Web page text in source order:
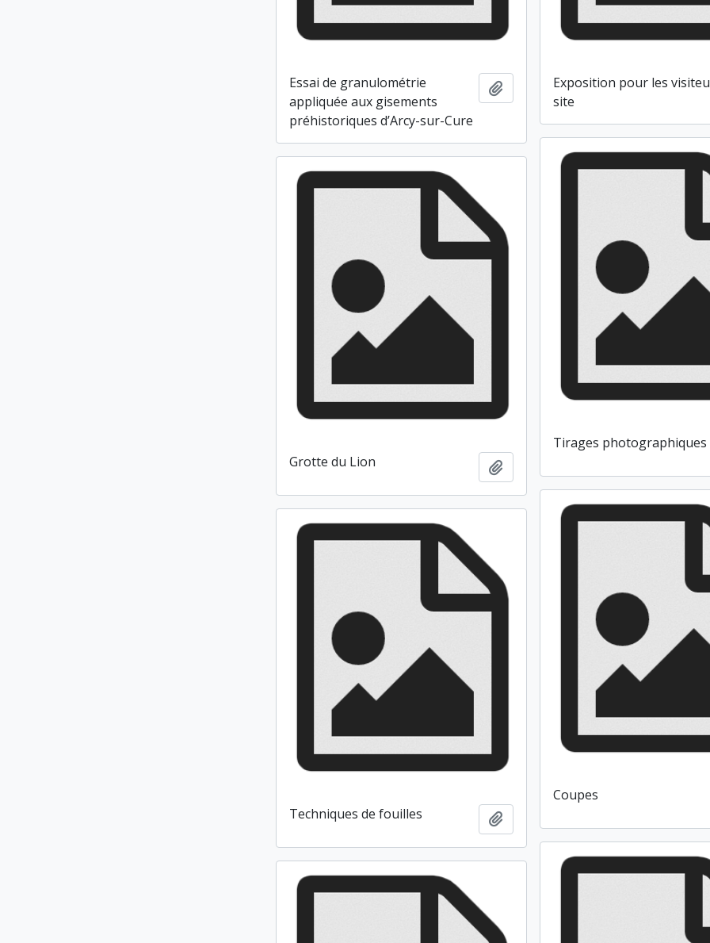
Essai de granulométrie
appliquée aux gisements
préhistoriques d’Arcy-sur-Cure
Ajouter au presse-papier
Exposition pour les
site
Tirages photographiques
Grotte du Lion
Coupes
Techniques de fouilles